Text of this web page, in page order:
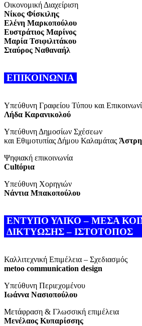
Οικονομική Διαχείριση
Νίκος Φίσκιλης
Ελένη Μαρκοπούλου
Ευστράτιος Μαρίνος
Μαρία Τσιφιλιτάκου
Σταύρος Ναθαναήλ
ΕΠΙΚΟΙΝΩΝΙΑ
Υπεύθυνη Γραφείου Τύπου και
Λήδα Καρανικολού
Υπεύθυνη Δημοσίων Σχέσεων
και Εθιμοτυπίας Δήμου Καλαμάτας
Ψηφιακή επικοινωνία
Cultόpια
Υπεύθυνη Χορηγιών
Νάντια Μπακοπούλου
ΕΝΤΥΠΟ ΥΛΙΚΟ – ΜΕΣΑ
ΔΙΚΤΥΩΣΗΣ – ΙΣΤΟΤΟΠΟΣ
Καλλιτεχνική Επιμέλεια – Σχεδιασμός
metoo communication design
Υπεύθυνη Περιεχομένου
Ιωάννα Νασιοπούλου
Μετάφραση & Γλωσσική επιμέλεια
Μενέλαος Κυπαρίσσης